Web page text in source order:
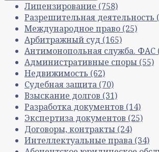
Лицензирование (758)
Разрешительная деятельность
Международное право (25)
Арбитражный суд (165)
Антимонопольная служба. ФАС
Административные споры (55)
Недвижимость (62)
Судебная защита (70)
Взыскание долгов (31)
Разработка документов (14)
Экспертиза документов (25)
Договоры, контракты (24)
Интеллектуальные права (34)